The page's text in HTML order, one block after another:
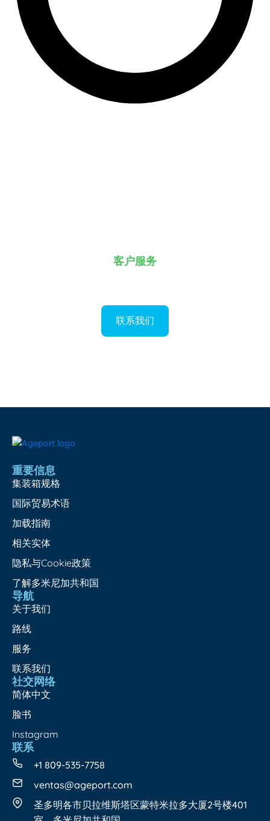
客户服务
联系我们
重要信息
集装箱规格
国际贸易术语
加载指南
相关实体
隐私与Cookie政策
了解多米尼加共和国
导航
关于我们
路线
服务
联系我们
社交网络
简体中文
脸书
Instagram
联系
+1 809-535-7758
ventas@ageport.com
圣多明各市贝拉维斯塔区蒙特米拉多大厦2号楼401